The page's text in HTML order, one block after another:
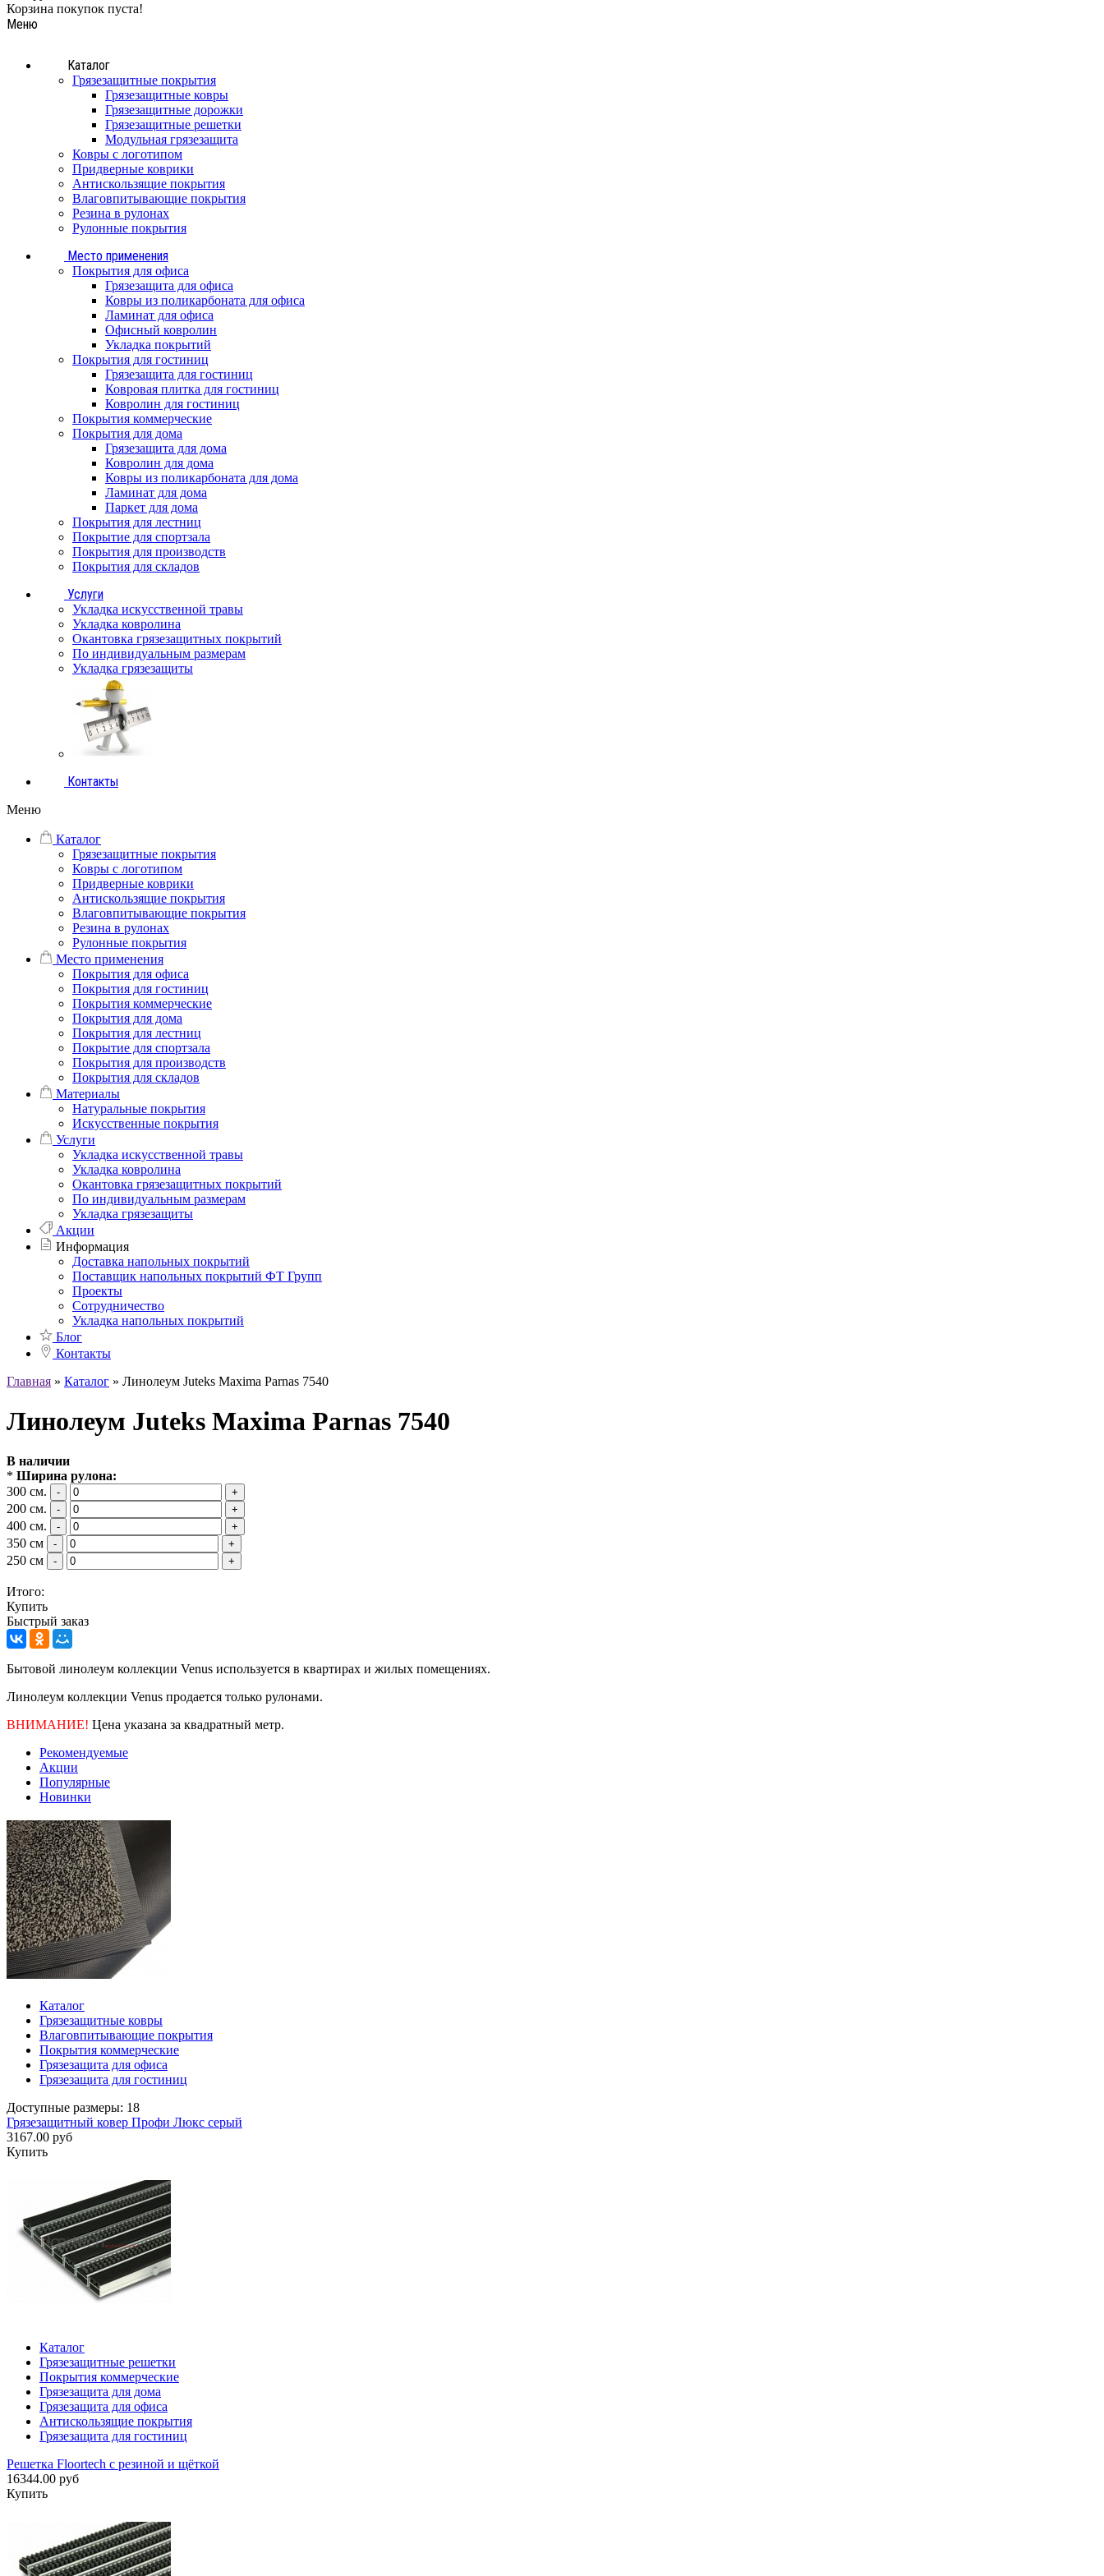
Корзина покупок пуста!
Меню
Каталог
Грязезащитные покрытия
Грязезащитные ковры
Грязезащитные дорожки
Грязезащитные решетки
Модульная грязезащита
Ковры с логотипом
Придверные коврики
Антискользящие покрытия
Влаговпитывающие покрытия
Резина в рулонах
Рулонные покрытия
Место применения
Покрытия для офиса
Грязезащита для офиса
Ковры из поликарбоната для офиса
Ламинат для офиса
Офисный ковролин
Укладка покрытий
Покрытия для гостиниц
Грязезащита для гостиниц
Ковровая плитка для гостиниц
Ковролин для гостиниц
Покрытия коммерческие
Покрытия для дома
Грязезащита для дома
Ковролин для дома
Ковры из поликарбоната для дома
Ламинат для дома
Паркет для дома
Покрытия для лестниц
Покрытие для спортзала
Покрытия для производств
Покрытия для складов
Услуги
Укладка искусственной травы
Укладка ковролина
Окантовка грязезащитных покрытий
По индивидуальным размерам
Укладка грязезащиты
Контакты
Меню
Каталог
Грязезащитные покрытия
Ковры с логотипом
Придверные коврики
Антискользящие покрытия
Влаговпитывающие покрытия
Резина в рулонах
Рулонные покрытия
Место применения
Покрытия для офиса
Покрытия для гостиниц
Покрытия коммерческие
Покрытия для дома
Покрытия для лестниц
Покрытие для спортзала
Покрытия для производств
Покрытия для складов
Материалы
Натуральные покрытия
Искусственные покрытия
Услуги
Укладка искусственной травы
Укладка ковролина
Окантовка грязезащитных покрытий
По индивидуальным размерам
Укладка грязезащиты
Акции
Информация
Доставка напольных покрытий
Поставщик напольных покрытий ФТ Групп
Проекты
Сотрудничество
Укладка напольных покрытий
Блог
Контакты
Главная » Каталог » Линолеум Juteks Maxima Parnas 7540
Линолеум Juteks Maxima Parnas 7540
В наличии
* Ширина рулона:
300 см.
- +
200 см. - +
400 см. - +
350 см - +
250 см - +
Итого:
Купить
Быстрый заказ
Бытовой линолеум коллекции Venus используется в квартирах и жилых помещениях.
Линолеум коллекции Venus продается только рулонами.
ВНИМАНИЕ! Цена указана за квадратный метр.
Рекомендуемые
Акции
Популярные
Новинки
Каталог
Грязезащитные ковры
Влаговпитывающие покрытия
Покрытия коммерческие
Грязезащита для офиса
Грязезащита для гостиниц
Доступные размеры: 18
Грязезащитный ковер Профи Люкс серый
3167.00 руб
Купить
Каталог
Грязезащитные решетки
Покрытия коммерческие
Грязезащита для дома
Грязезащита для офиса
Антискользящие покрытия
Грязезащита для гостиниц
Решетка Floortech с резиной и щёткой
16344.00 руб
Купить